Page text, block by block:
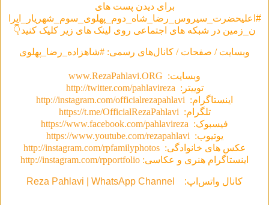
برای دیدن پست های
#اعلیحضرت_سیروس_رضا_شاه_دوم_پهلوی_سوم_شهریار_ایرا
ن_زمین در شبکه های اجتماعی روی لینک های زیر کلیک کنید👇
وبسایت / صفحات / کانال‌های رسمی: #شاهزاده_رضا_پهلوی
وبسایت: www.RezaPahlavi.ORG
توییتر: http://twitter.com/pahlavireza
اینستاگرام: http://instagram.com/officialrezapahlavi
تلگرام: https://t.me/OfficialRezaPahlavi
فیسبوک: https://www.facebook.com/pahlavireza
یوتیوب: https://www.youtube.com/rezapahlavi
عکس های خانوادگی:http://instagram.com/rpfamilyphotos
اینستاگرام هنری و عکاسی: http://instagram.com/rpportfolio
کانال واتس‌اپ: Reza Pahlavi | WhatsApp Channel